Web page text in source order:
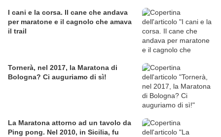
I cani e la corsa. Il cane che andava
per maratone e il cagnolo che amava
il trail
Tornerà, nel 2017, la Maratona di
Bologna? Ci auguriamo di sì!
La Maratona attorno ad un tavolo da
Ping pong. Nel 2010, in Sicilia, fu